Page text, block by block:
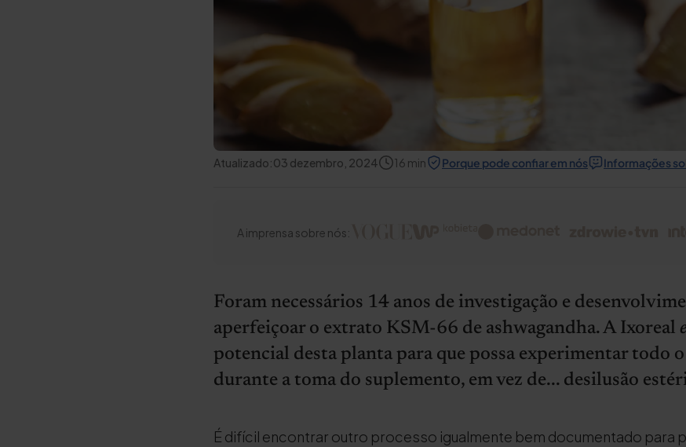
Atualizado:03 dezembro, 2024 16 min Porque pode confiar em nós Informações
A imprensa sobre nós:
Foram necessários 14 anos de investigação e
aperfeiçoar o extrato KSM-66 de ashwagandha. A Ixoreal
potencial desta planta para que possa experimentar todo
durante a toma do suplemento, em vez de... desilusão
É difícil encontrar outro processo igualmente bem documentado para